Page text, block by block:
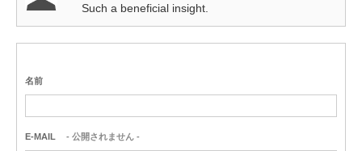
Such a beneficial insight.
名前
E-MAIL - 公開されません -